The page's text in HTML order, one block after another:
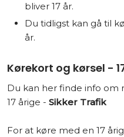
bliver 17 år.
Du tidligst kan gå til
år.
​​Kørekort og kørsel -
​Du kan her finde info om
17 årige - ​ Sikker Trafik
For at køre med en 17